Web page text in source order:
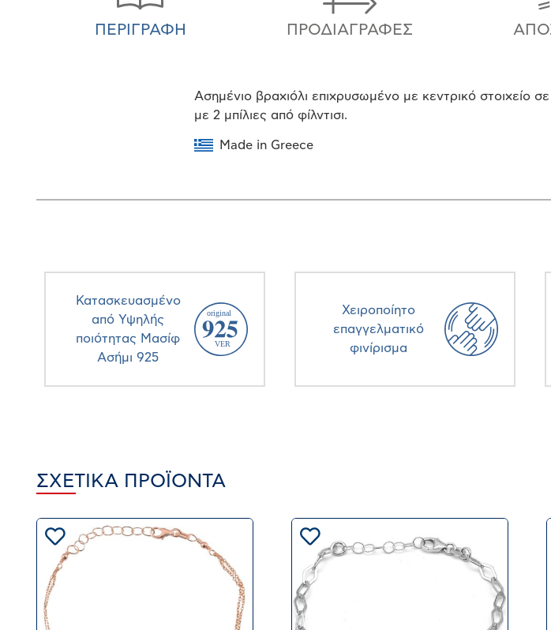
ΠΕΡΙΓΡΑΦΉ ΠΡΟΔΙΑΓΡΑΦΈΣ
Ασημένιο βραχιόλι επιχρυσωμένο με κεντρικό στοιχείο
με 2 μπίλιες από φίλντισι.
Made in Greece
Κατασκευασμένο
από Υψηλής
ποιότητας Μασίφ
Ασήμι 925
Χειροποίητο
επαγγελματικό
φινίρισμα
ΣΧΕΤΙΚΆ ΠΡΟΪΌΝΤΑ